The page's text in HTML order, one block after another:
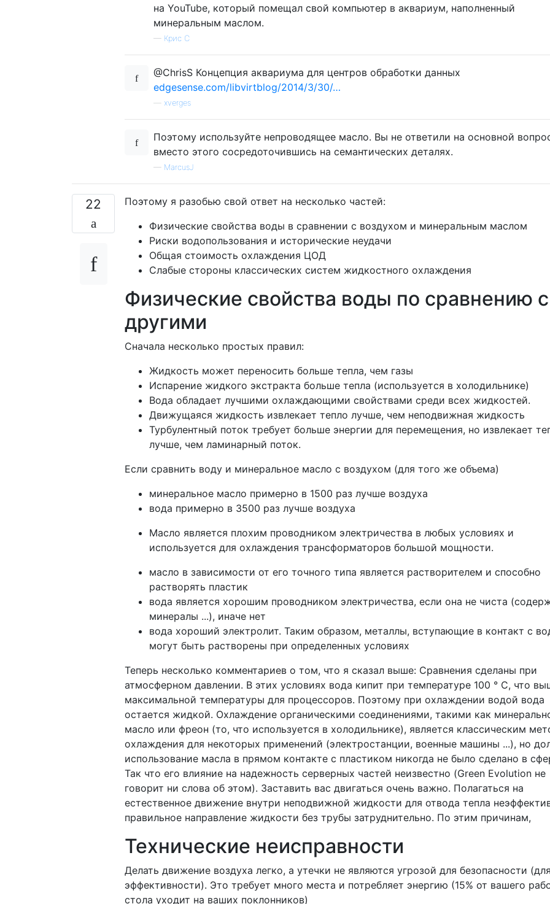
на YouTube, который помещал свой компьютер в аквариум, наполненный
минеральным маслом.
— Крис С
@ChrisS Концепция аквариума для центров обработки данных
edgesense.com/libvirtblog/2014/3/30/…
xverges
Поэтому используйте непроводящее масло. Вы не ответили на основной
вместо этого сосредоточившись на семантических деталях.
— MarcusJ
22
Поэтому я разобью свой ответ на несколько частей:
Физические свойства воды в сравнении с воздухом и минеральным маслом
Риски водопользования и исторические неудачи
Общая стоимость охлаждения ЦОД
Слабые стороны классических систем жидкостного охлаждения
Физические свойства воды по сравнению с
другими
Сначала несколько простых правил:
Жидкость может переносить больше тепла, чем газы
Испарение жидкого экстракта больше тепла (используется в холодильнике)
Вода обладает лучшими охлаждающими свойствами среди всех жидкостей.
Движущаяся жидкость извлекает тепло лучше, чем неподвижная жидкость
Турбулентный поток требует больше энергии для перемещения, но извлекает
лучше, чем ламинарный поток.
Если сравнить воду и минеральное масло с воздухом (для того же объема)
минеральное масло примерно в 1500 раз лучше воздуха
вода примерно в 3500 раз лучше воздуха
Масло является плохим проводником электричества в любых условиях и
используется для охлаждения трансформаторов большой мощности.
масло в зависимости от его точного типа является растворителем и способно
растворять пластик
вода является хорошим проводником электричества, если она не чиста
минералы ...), иначе нет
вода хороший электролит. Таким образом, металлы, вступающие в контакт с
могут быть растворены при определенных условиях
Теперь несколько комментариев о том, что я сказал выше: Сравнения сделаны при
атмосферном давлении. В этих условиях вода кипит при температуре 100 ° C, что
максимальной температуры для процессоров. Поэтому при охлаждении водой вода
остается жидкой. Охлаждение органическими соединениями, такими как
масло или фреон (то, что используется в холодильнике), является классическим
охлаждения для некоторых применений (электростанции, военные машины ...), но
использование масла в прямом контакте с пластиком никогда не было сделано в
Так что его влияние на надежность серверных частей неизвестно (Green Evolution не
говорит ни слова об этом). Заставить вас двигаться очень важно. Полагаться на
естественное движение внутри неподвижной жидкости для отвода тепла
правильное направление жидкости без трубы затруднительно. По этим причинам,
Технические неисправности
Делать движение воздуха легко, а утечки не являются угрозой для безопасности
эффективности). Это требует много места и потребляет энергию (15% от вашего
стола уходит на ваших поклонников)